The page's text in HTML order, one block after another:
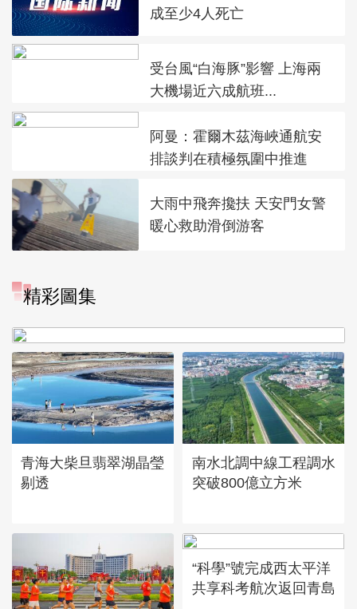
成至少4人死亡
受台風“白海豚”影響 上海兩
大機場近六成航班...
阿曼：霍爾木茲海峽通航安
排談判在積極氛圍中推進
大雨中飛奔攙扶 天安門女警
暖心救助滑倒游客
精彩圖集
“大地指紋”奏響夏夜文旅樂
青海大柴旦翡翠湖晶瑩
剔透
南水北調中線工程調水
突破800億立方米
“科學”號完成西太平洋
共享科考航次返回青島